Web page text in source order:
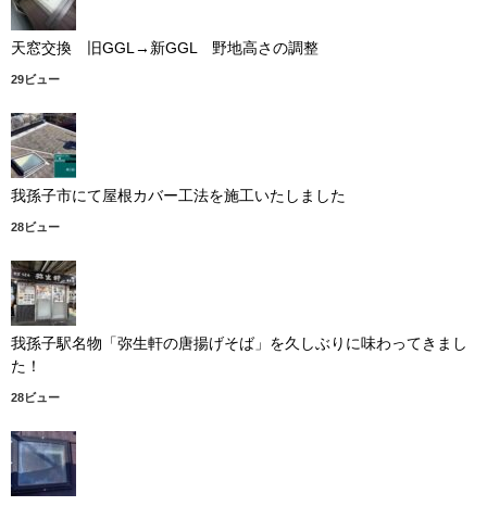
天窓交換 旧GGL→新GGL 野地高さの調整
29ビュー
我孫子市にて屋根カバー工法を施工いたしました
28ビュー
我孫子駅名物「弥生軒の唐揚げそば」を久しぶりに味わってきまし
た！
28ビュー